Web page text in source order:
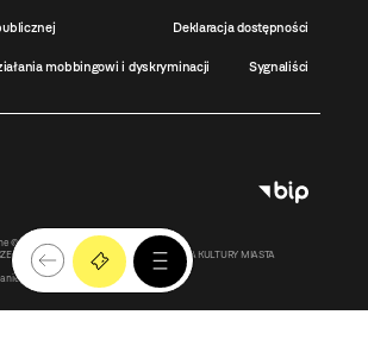
Deklaracja dostępności
mobbingowi i dyskryminacji Sygnaliści
©MOCAK
2011-2026
W KRAKOWIE MOCAK – INSTYTUCJA KULTURY MIASTA
Bonjour.pl